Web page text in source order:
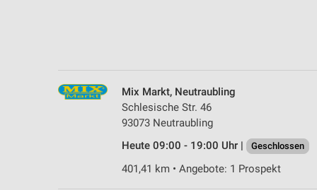
Mix Markt, Neutraubling
Schlesische Str. 46
93073 Neutraubling
Heute 09:00 - 19:00 Uhr |
Geschlossen
401,41 km • Angebote: 1 Prospekt
Notwendig